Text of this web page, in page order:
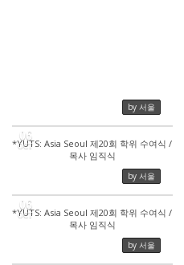
06
OCT
by 서울
*YUTS: Asia Seoul 제20회 학위 수여식 /
목사 임직식
06
OCT
by 서울
*YUTS: Asia Seoul 제20회 학위 수여식 /
목사 임직식
by 서울